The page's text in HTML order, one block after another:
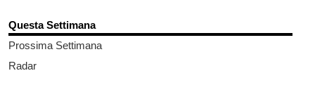
Questa Settimana
Prossima Settimana
Radar